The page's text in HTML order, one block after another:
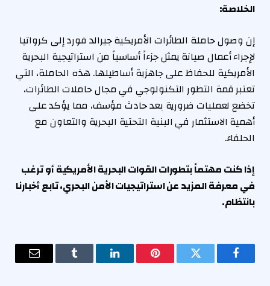
الخلاصة:
إن وصول حاملة الطائرات الأمريكية جيرالد فورد إلى كرواتيا
لإجراء أعمال صيانة يمثل جزءاً أساسياً من استراتيجية البحرية
الأمريكية للحفاظ على جاهزية أساطيلها. هذه الحاملة، التي
تعتبر قمة التطور التكنولوجي في مجال حاملات الطائرات،
تخضع لعمليات ضرورية بعد حادث مؤسف، مما يؤكد على
أهمية الاستثمار في البنية التحتية البحرية والتعاون مع
الحلفاء.
إذا كنت مهتماً بتطورات القوات البحرية الأمريكية أو ترغب
في معرفة المزيد عن استراتيجيات الأمن البحري، تابع أخبارنا
بانتظام.
فيسبوك تويتر بينتيريستلينكدإن Tumblr
البريد